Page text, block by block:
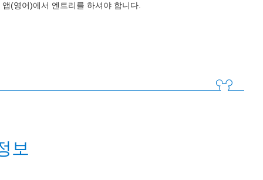
(영어)에서 엔트리를 하셔야 합니다.
보